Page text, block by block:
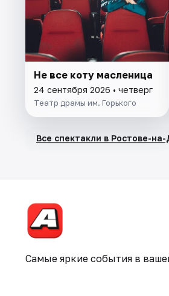
Не все коту масленица
24 сентября 2026 • четверг
Театр драмы им. Горького
Все спектакли в Ростове-
Самые яркие события в